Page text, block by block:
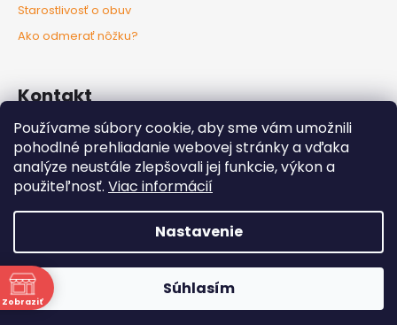
Používame súbory cookie, aby sme vám umožnili
pohodlné prehliadanie webovej stránky a vďaka
analýze neustále zlepšovali jej funkcie, výkon a
použiteľnosť. Viac informácií
Nastavenie
Súhlasím
Starostlivosť o obuv
Ako odmerať nôžku?
Kontakt
info@nozkaobujsa.sk
+421907383063
Nozkaobujsa.sk
Nozkaobujsa
Copyright 2026Nôžkaobujsa. Všetky práva vyhradené.
Upraviť nastavenie cookies
Zobraziť